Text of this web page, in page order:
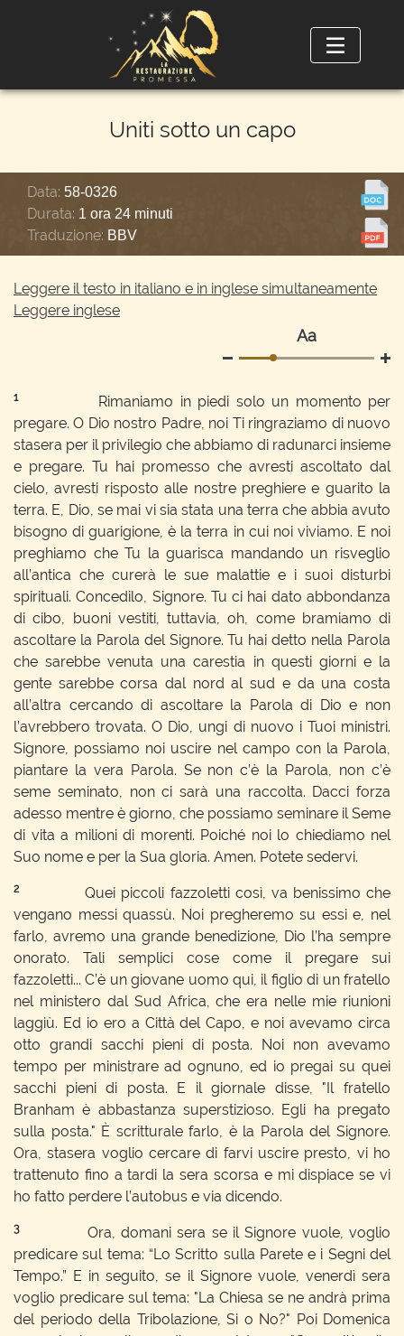
Uniti sotto un capo
Data: 58-0326
Durata: 1 ora 24 minuti
Traduzione: BBV
Leggere il testo in italiano e in inglese simultaneamente
Leggere inglese
Аа
1Rimaniamo in piedi solo un momento per
pregare. O Dio nostro Padre, noi Ti ringraziamo di nuovo
stasera per il privilegio che abbiamo di radunarci insieme
e pregare. Tu hai promesso che avresti ascoltato dal
cielo, avresti risposto alle nostre preghiere e guarito la
terra. E, Dio, se mai vi sia stata una terra che abbia avuto
bisogno di guarigione, è la terra in cui noi viviamo. E noi
preghiamo che Tu la guarisca mandando un risveglio
all’antica che curerà le sue malattie e i suoi disturbi
spirituali. Concedilo, Signore. Tu ci hai dato abbondanza
di cibo, buoni vestiti, tuttavia, oh, come bramiamo di
ascoltare la Parola del Signore. Tu hai detto nella Parola
che sarebbe venuta una carestia in questi giorni e la
gente sarebbe corsa dal nord al sud e da una costa
all’altra cercando di ascoltare la Parola di Dio e non
l’avrebbero trovata. O Dio, ungi di nuovo i Tuoi ministri.
Signore, possiamo noi uscire nel campo con la Parola,
piantare la vera Parola. Se non c’è la Parola, non c’è
seme seminato, non ci sarà una raccolta. Dacci forza
adesso mentre è giorno, che possiamo seminare il Seme
di vita a milioni di morenti. Poiché noi lo chiediamo nel
Suo nome e per la Sua gloria. Amen. Potete sedervi.
2Quei piccoli fazzoletti così, va benissimo che
vengano messi quassù. Noi pregheremo su essi e, nel
farlo, avremo una grande benedizione, Dio l’ha sempre
onorato. Tali semplici cose come il pregare sui
fazzoletti... C’è un giovane uomo qui, il figlio di un fratello
nel ministero dal Sud Africa, che era nelle mie riunioni
laggiù. Ed io ero a Città del Capo, e noi avevamo circa
otto grandi sacchi pieni di posta. Noi non avevamo
tempo per ministrare ad ognuno, ed io pregai su quei
sacchi pieni di posta. E il giornale disse, "Il fratello
Branham è abbastanza superstizioso. Egli ha pregato
sulla posta." È scritturale farlo, è la Parola del Signore.
Ora, stasera voglio cercare di farvi uscire presto, vi ho
trattenuto fino a tardi la sera scorsa e mi dispiace se vi
ho fatto perdere l’autobus e via dicendo.
3Ora, domani sera se il Signore vuole, voglio
predicare sul tema: “Lo Scritto sulla Parete e i Segni del
Tempo.” E in seguito, se il Signore vuole, venerdì sera
voglio predicare sul tema: "La Chiesa se ne andrà prima
del periodo della Tribolazione, Si o No?" Poi Domenica